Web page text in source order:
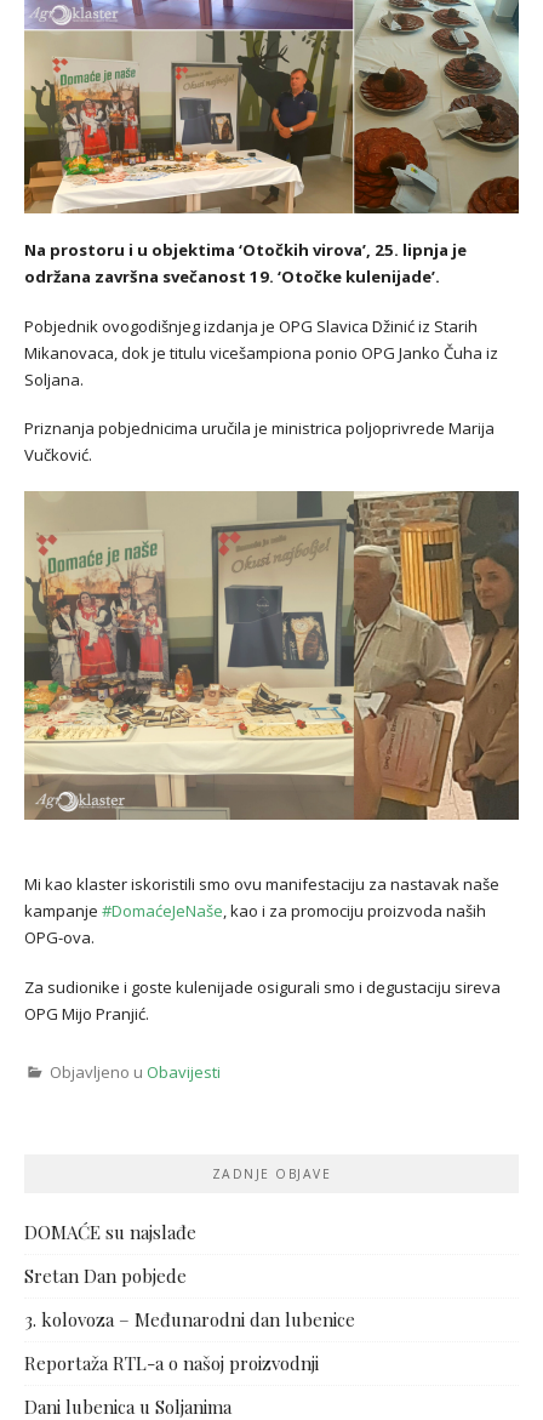
Na prostoru i u objektima ‘Otočkih virova’, 25. lipnja je
održana završna svečanost 19. ‘Otočke kulenijade’.
Pobjednik ovogodišnjeg izdanja je OPG Slavica Džinić iz Starih
Mikanovaca, dok je titulu vicešampiona ponio OPG Janko Čuha iz
Soljana.
Priznanja pobjednicima uručila je ministrica poljoprivrede Marija
Vučković.
Mi kao klaster iskoristili smo ovu manifestaciju za nastavak naše
kampanje #DomaćeJeNaše, kao i za promociju proizvoda naših
OPG-ova.
Za sudionike i goste kulenijade osigurali smo i degustaciju sireva
OPG Mijo Pranjić.
Objavljeno u Obavijesti
ZADNJE OBJAVE
DOMAĆE su najslađe
Sretan Dan pobjede
3. kolovoza – Međunarodni dan lubenice
Reportaža RTL-a o našoj proizvodnji
Dani lubenica u Soljanima